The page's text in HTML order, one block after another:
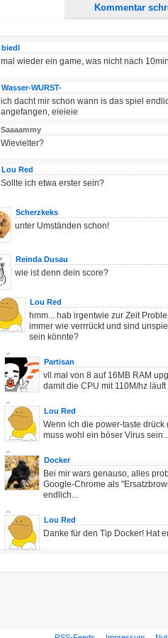
Kommentar
biedl
mal wieder ein game, was nicht nach
Wasser-WURST-
ich dacht mir schon wann is das spiel
angefangen, eieieie
Saaaammy
Wievielter?
Lou Red
Sollte ich etwa erster sein?
Scherzkeks
unter Umständen schon!
Reinda Dusau
wie ist denn dein score?
Lou Red
hmm... hab irgentwie zur Zeit
immer wie verrrückt und sind
sein könnte?
Partisan
vll mal von 8 auf 16MB RAM
damit die CPU mit 110M/hz
Lou Red
Wenn ich die power-taste
muss wohl ein böser Virus
Docker
Bei mir wars genauso, alles
Google-Chrome als
endlich...
Lou Red
Danke für den Tip Docker! Hat